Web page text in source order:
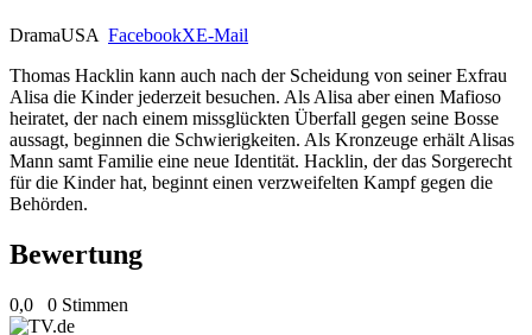
DramaUSA FacebookXE-Mail
Thomas Hacklin kann auch nach der Scheidung von seiner Exfrau
Alisa die Kinder jederzeit besuchen. Als Alisa aber einen Mafioso
heiratet, der nach einem missglückten Überfall gegen seine Bosse
aussagt, beginnen die Schwierigkeiten. Als Kronzeuge erhält Alisas
Mann samt Familie eine neue Identität. Hacklin, der das Sorgerecht
für die Kinder hat, beginnt einen verzweifelten Kampf gegen die
Behörden.
Bewertung
0,0 0 Stimmen